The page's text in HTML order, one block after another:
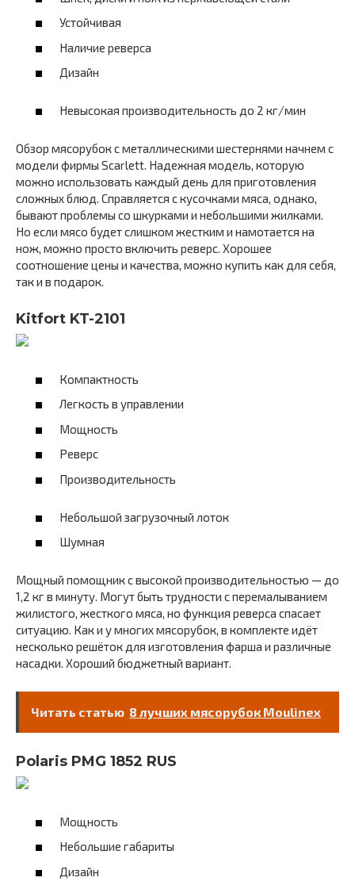
Устойчивая
Наличие реверса
Дизайн
Невысокая производительность до 2 кг/мин
Обзор мясорубок с металлическими шестернями начнем с
модели фирмы Scarlett. Надежная модель, которую
можно использовать каждый день для приготовления
сложных блюд. Справляется с кусочками мяса, однако,
бывают проблемы со шкурками и небольшими жилками.
Но если мясо будет слишком жестким и намотается на
нож, можно просто включить реверс. Хорошее
соотношение цены и качества, можно купить как для себя,
так и в подарок.
Kitfort KT-2101
Компактность
Легкость в управлении
Мощность
Реверс
Производительность
Небольшой загрузочный лоток
Шумная
Мощный помощник с высокой производительностью — до
1,2 кг в минуту. Могут быть трудности с перемалыванием
жилистого, жесткого мяса, но функция реверса спасает
ситуацию. Как и у многих мясорубок, в комплекте идёт
несколько решёток для изготовления фарша и различные
насадки. Хороший бюджетный вариант.
Читать статью 8 лучших мясорубок Moulinex
Polaris PMG 1852 RUS
Мощность
Небольшие габариты
Дизайн